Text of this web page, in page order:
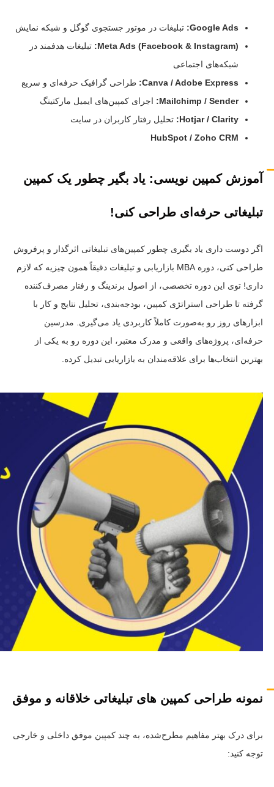
Google Ads: تبلیغات در موتور جستجوی گوگل و شبکه نمایش
Meta Ads (Facebook & Instagram):
تبلیغات هدفمند در
شبکه‌های اجتماعی
Canva / Adobe Express: طراحی گرافیک حرفه‌ای و سریع
Mailchimp / Sender:
اجرای کمپین‌های ایمیل مارکتینگ
Hotjar / Clarity:
تحلیل رفتار کاربران در سایت
HubSpot / Zoho CRM
آموزش کمپین نویسی: یاد بگیر چطور یک کمپین
تبلیغاتی حرفه‌ای طراحی کنی!
اگر دوست داری یاد بگیری چطور کمپین‌های تبلیغاتی اثرگذار و پرفروش
طراحی کنی، دوره MBA بازاریابی و تبلیغات دقیقاً همون چیزیه که لازم
داری! توی این دوره تخصصی، از اصول برندینگ و رفتار مصرف‌کننده
گرفته تا طراحی استراتژی کمپین، بودجه‌بندی، تحلیل نتایج و کار با
ابزارهای روز رو به‌صورت کاملاً کاربردی یاد می‌گیری. مدرسین
حرفه‌ای، پروژه‌های واقعی و مدرک معتبر، این دوره رو به یکی از
بهترین انتخاب‌ها برای علاقه‌مندان به بازاریابی تبدیل کرده.
نمونه طراحی کمپین های تبلیغاتی خلاقانه و موفق
برای درک بهتر مفاهیم مطرح‌شده، به چند کمپین موفق داخلی و خارجی
توجه کنید: